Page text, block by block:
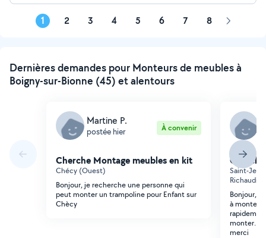
1 2 3 4 5 6 7 8 Page
Dernières demandes pour Monteurs de meubles à
Boigny-sur-Bionne (45) et alentours
Martine P.
postée hier À convenir
Cherche Montage meubles en kit
Chécy (Ouest)
Bonjour, je recherche une personne qui
peut monter un trampoline pour Enfant sur
Chècy
Saint-
Bonjour,
à monter.
monter.
merci